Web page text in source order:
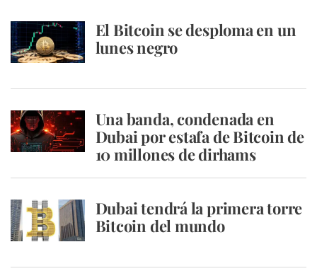
El Bitcoin se desploma en un
lunes negro
Una banda, condenada en
Dubai por estafa de Bitcoin de
10 millones de dirhams
Dubai tendrá la primera torre
Bitcoin del mundo